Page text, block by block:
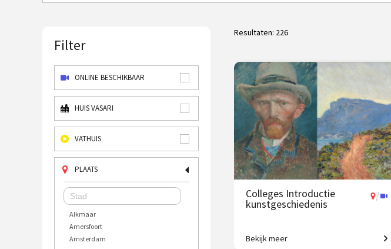
Filter
ONLINE BESCHIKBAAR
HUIS VASARI
VATHUIS
PLAATS
Alkmaar
Amersfoort
Amsterdam
Resultaten: 226
Colleges Introductie
kunstgeschiedenis
/
2500 jaar westerse
Bekijk meer